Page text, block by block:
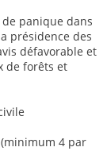
panique dans
présidence des
défavorable et
de forêts et
(minimum 4 par